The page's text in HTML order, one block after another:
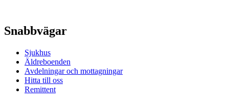
Snabbvägar
Sjukhus
Äldreboenden
Avdelningar och mottagningar
Hitta till oss
Remittent